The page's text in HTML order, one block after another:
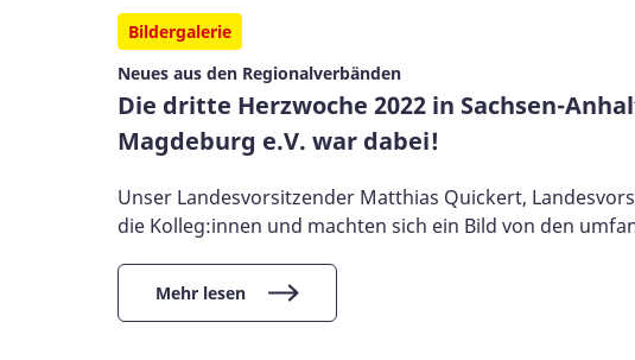
Bildergalerie
Neues aus den Regionalverbänden
Die dritte Herzwoche 2022 in Sachsen-
Magdeburg e.V. war dabei!
Unser Landesvorsitzender Matthias Quickert,
die Kolleg:innen und machten sich ein Bild von den
Mehr lesen